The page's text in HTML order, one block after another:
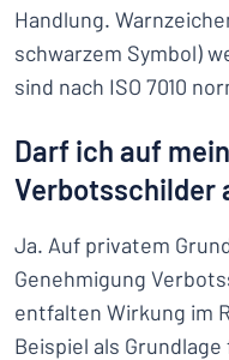
Handlung.
schwarzem Symbol)
sind nach ISO 7010
Darf ich auf
Verbotsschilder
Ja. Auf privatem
Genehmigung
entfalten Wirkung im
Beispiel als